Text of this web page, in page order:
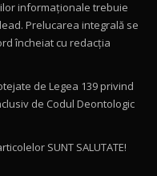
Drive AutoBlog.MD
AutoBlog.MD
informaționale trebuie
Prelucarea integrală se
încheiat cu redacţia
de Legea 139 privind
de Codul Deontologic
SUNT SALUTATE!